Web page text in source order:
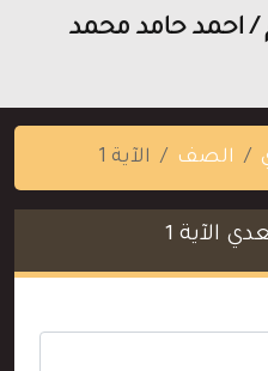
/ احمد حامد محمد
الصف الآية 1
الآية 1